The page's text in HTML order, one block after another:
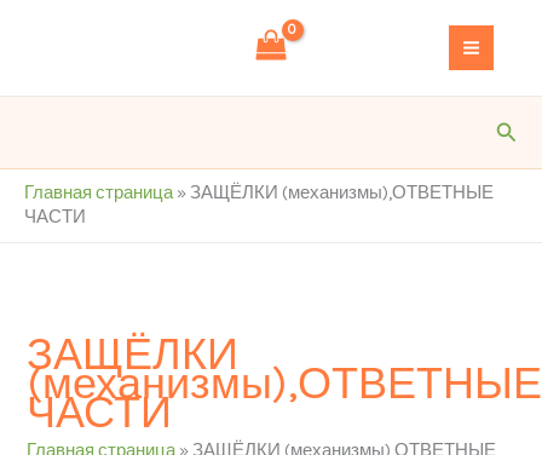
Главная страница» ЗАЩЁЛКИ (механизмы),ОТВЕТНЫЕ
ЧАСТИ
h
ЗАЩЁЛКИ
(механизмы),ОТВЕТНЫЕ
ЧАСТИ